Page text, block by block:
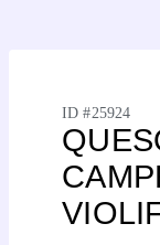
ID #25924